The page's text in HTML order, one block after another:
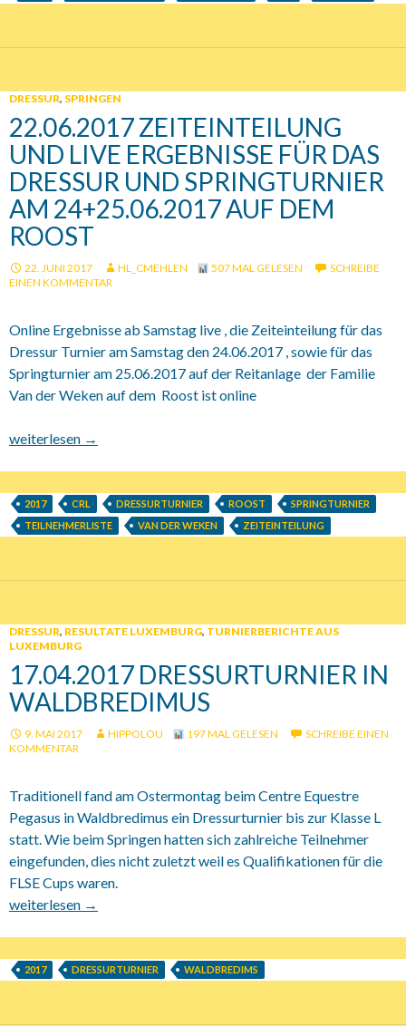
DRESSUR, SPRINGEN
22.06.2017 ZEITEINTEILUNG
UND LIVE ERGEBNISSE FÜR DAS
DRESSUR UND SPRINGTURNIER
AM 24+25.06.2017 AUF DEM
ROOST
22. JUNI 2017 HL_CMEHLEN 507 MAL GELESEN
SCHREIBE
EINEN KOMMENTAR
Online Ergebnisse ab Samstag live , die Zeiteinteilung für das
Dressur Turnier am Samstag den 24.06.2017 , sowie für das
Springturnier am 25.06.2017 auf der Reitanlage der Familie
Van der Weken auf dem Roost ist online
22.06.2017 Zeiteinteilung und Live Ergebnisse für das Dressur
weiterlesen →
2017 CRL DRESSURTURNIER ROOST
SPRINGTURNIER
TEILNEHMERLISTE
VAN DER WEKEN ZEITEINTEILUNG
DRESSUR, RESULTATE LUXEMBURG, TURNIERBERICHTE AUS
LUXEMBURG
17.04.2017 DRESSURTURNIER IN
WALDBREDIMUS
9. MAI 2017 HIPPOLOU 197 MAL GELESEN
SCHREIBE EINEN
KOMMENTAR
Traditionell fand am Ostermontag beim Centre Equestre
Pegasus in Waldbredimus ein Dressurturnier bis zur Klasse L
statt. Wie beim Springen hatten sich zahlreiche Teilnehmer
eingefunden, dies nicht zuletzt weil es Qualifikationen für die
FLSE Cups waren.
17.04.2017 Dressurturnier in Waldbredimus
weiterlesen →
2017 DRESSURTURNIER WALDBREDIMS